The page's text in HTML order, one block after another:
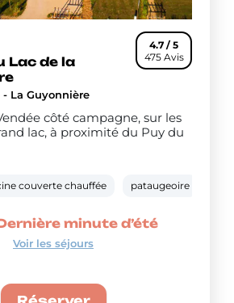
4.7 / 5
475 Avis
Lac de la
- La Guyonnière
côté campagne, sur les
lac, à proximité du Puy du
couverte chauffée pataugeoire
minute d’été
Voir les séjours